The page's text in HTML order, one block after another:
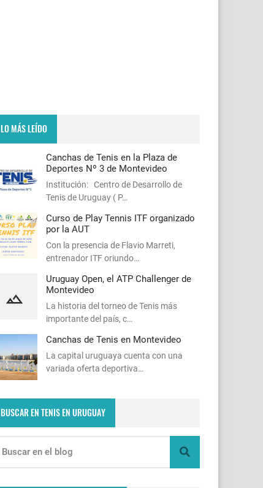
LO MÁS LEÍDO
Canchas de Tenis en la Plaza de
Deportes Nº 3 de Montevideo
Institución: Centro de Desarrollo de
Tenis de Uruguay ( P…
Curso de Play Tennis ITF organizado
por la AUT
Con la presencia de Flavio Marreti,
entrenador ITF oriundo…
Uruguay Open, el ATP Challenger de
Montevideo
La historia del torneo de Tenis más
importante del país, c…
Canchas de Tenis en Montevideo
La capital uruguaya cuenta con una
variada oferta deportiva…
BUSCAR EN TENIS EN URUGUAY